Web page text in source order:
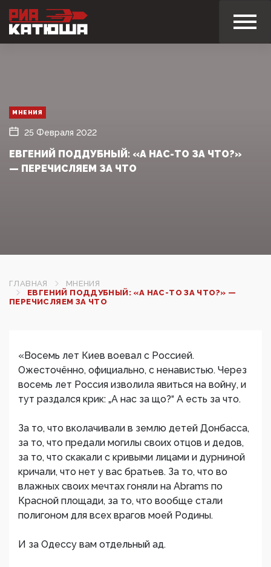
МНЕНИЯ
25 Февраля 2022
ЕВГЕНИЙ ПОДДУБНЫЙ: «А НАС-ТО ЗА ЧТО?»
— ПЕРЕЧИСЛЯЕМ ЗА ЧТО
ГЛАВНАЯ
МНЕНИЯ
ЕВГЕНИЙ ПОДДУБНЫЙ: «А НАС-ТО ЗА ЧТО?» —
ПЕРЕЧИСЛЯЕМ ЗА ЧТО
«Восемь лет Киев воевал с Россией.
Ожесточённо, официально, с ненавистью. Через
восемь лет Россия изволила явиться на войну, и
тут раздался крик: „А нас за що?“ А есть за что.
За то, что вколачивали в землю детей Донбасса,
за то, что предали могилы своих отцов и дедов,
за то, что скакали с кривыми лицами и дурниной
кричали, что нет у вас братьев. За то, что во
влажных своих мечтах гоняли на Abrams по
Красной площади, за то, что вообще стали
полигоном для всех врагов моей Родины.
И за Одессу вам отдельный ад.